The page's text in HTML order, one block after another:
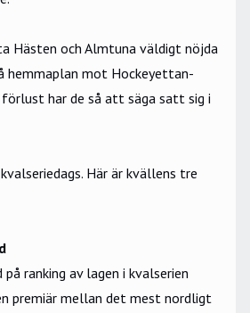
Hästen och Almtuna väldigt nöjda
mot Hockeyettan-
har de så att säga satt sig i
Här är kvällens tre
på ranking av lagen i kvalserien
premiär mellan det mest nordligt